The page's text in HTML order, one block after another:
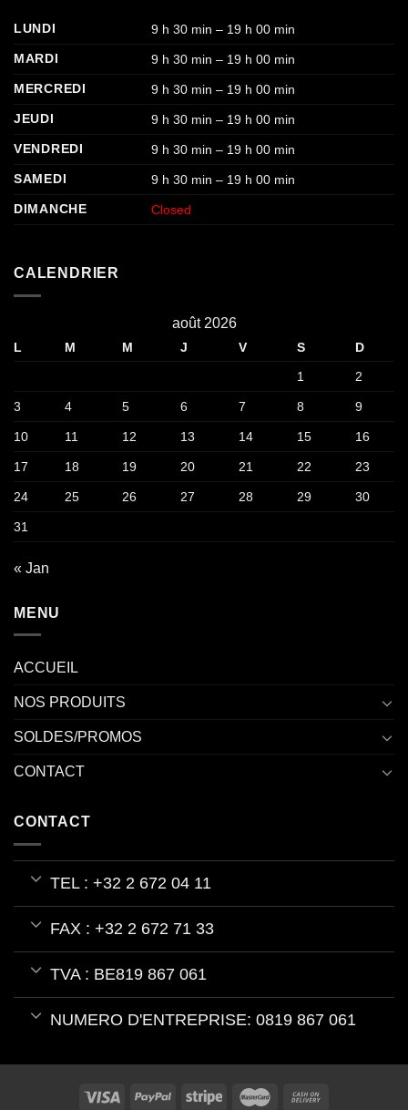
LUNDI
9 h 30 min – 19 h 00 min
MARDI
9 h 30 min – 19 h 00 min
MERCREDI
9 h 30 min – 19 h 00 min
JEUDI
9 h 30 min – 19 h 00 min
VENDREDI
9 h 30 min – 19 h 00 min
SAMEDI
9 h 30 min – 19 h 00 min
DIMANCHE
Closed
CALENDRIER
août 2026
L M M J V S
D
1
2
3 4 5 6 7 8 9
10 11 12 13 14 15 16
17 18 19 20 21 22 23
24 25 26 27 28 29 30
31
« Jan
MENU
ACCUEIL
NOS PRODUITS
SOLDES/PROMOS
CONTACT
CONTACT
TEL : +32 2 672 04 11
FAX : +32 2 672 71 33
TVA : BE819 867 061
NUMERO D'ENTREPRISE: 0819 867 061